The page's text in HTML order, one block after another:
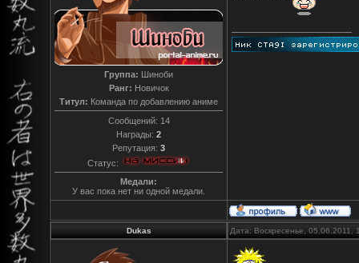
Группа: Шиноби
Ранг: Новичок
Титул: Команда по добавлению аниме
Сообщений: 14
Награды: 2
Репутация: 3
Статус:
Медали:
У вас пока нет ни одной медали.
Dukas Дата: Воскресенье,